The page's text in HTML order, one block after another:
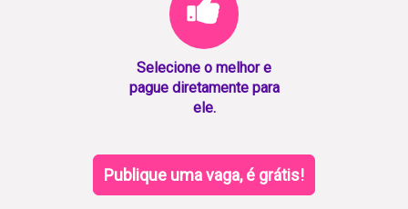
Selecione o melhor e
pague diretamente para
ele.
Publique uma vaga, é grátis!